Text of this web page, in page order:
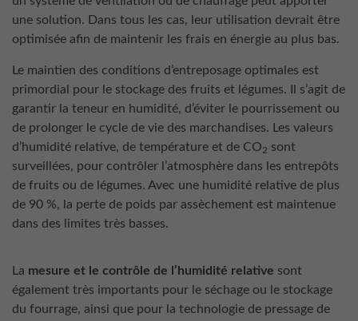
une solution. Dans tous les cas, leur utilisation devrait être
optimisée afin de maintenir les frais en énergie au plus bas.
Le maintien des conditions d’entreposage optimales est
primordial pour le stockage des fruits et légumes. Il s’agit de
garantir la teneur en humidité, d’éviter le pourrissement ou
de prolonger le cycle de vie des marchandises. Les valeurs
d’humidité relative, de température et de CO2 sont
surveillées, pour contrôler l’atmosphère dans les entrepôts
de fruits ou de légumes. Avec une humidité relative de plus
de 90 %, la perte de poids par assèchement est maintenue
dans des limites très basses.
La mesure et le contrôle de l’humidité relative sont
également très importants pour le séchage ou le stockage
du fourrage, ainsi que pour la technologie de pressage de